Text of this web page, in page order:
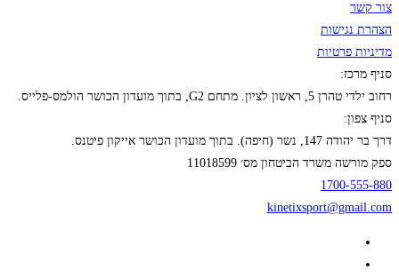
צור קשר
הצהרת נגישות
מדיניות פרטיות
סניף מרכז:
רחוב ילדי טהרן 5, ראשון לציון. מתחם G2, בתוך מועדון הכושר הולמס-פלייס.
סניף צפון:
דרך בר יהודה 147, נשר (חיפה). בתוך מועדון הכושר אייקון פיטנס.
ספק מורשה משרד הביטחון מס׳ 11018599
1700-555-880
kinetixsport@gmail.com